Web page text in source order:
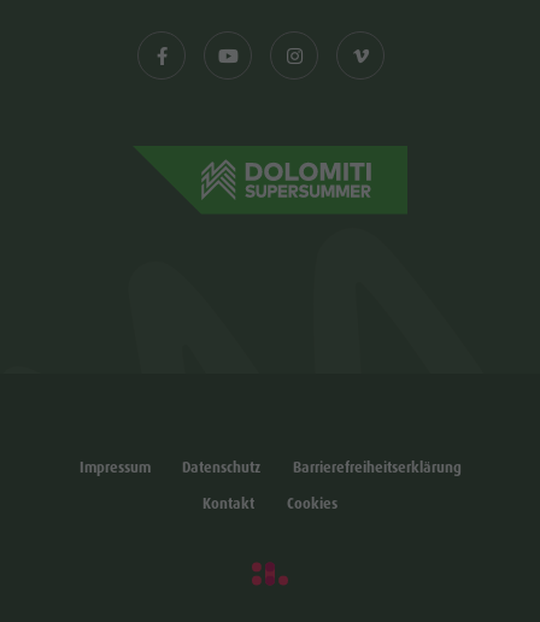
Impressum Datenschutz
Barrierefreiheitserklärung
Kontakt
Cookies